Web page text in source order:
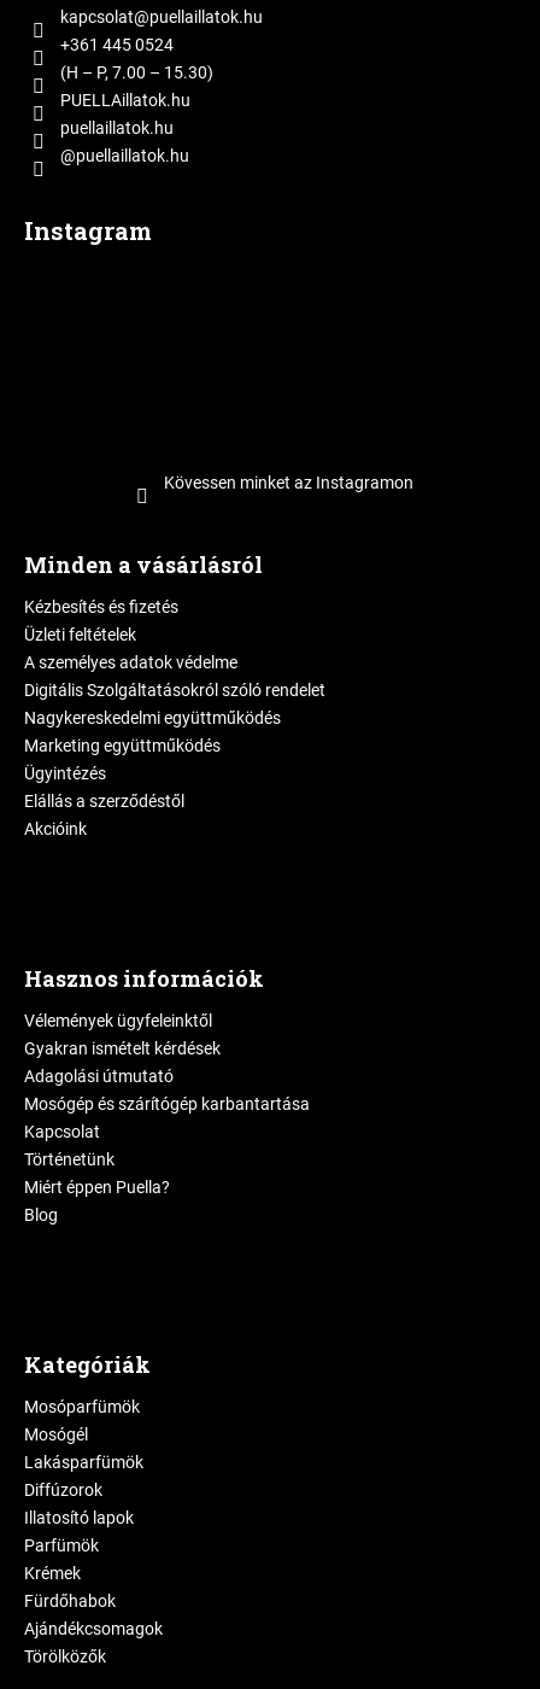
kapcsolat@puellaillatok.hu
+361 445 0524
(H – P, 7.00 – 15.30)
PUELLAillatok.hu
puellaillatok.hu
@puellaillatok.hu
Instagram
Kövessen minket az Instagramon
Minden a vásárlásról
Kézbesítés és fizetés
Üzleti feltételek
A személyes adatok védelme
Digitális Szolgáltatásokról szóló rendelet
Nagykereskedelmi együttműködés
Marketing együttműködés
Ügyintézés
Elállás a szerződéstől
Akcióink
Hasznos információk
Vélemények ügyfeleinktől
Gyakran ismételt kérdések
Adagolási útmutató
Mosógép és szárítógép karbantartása
Kapcsolat
Történetünk
Miért éppen Puella?
Blog
Kategóriák
Mosóparfümök
Mosógél
Lakásparfümök
Diffúzorok
Illatosító lapok
Parfümök
Krémek
Fürdőhabok
Ajándékcsomagok
Törölközők